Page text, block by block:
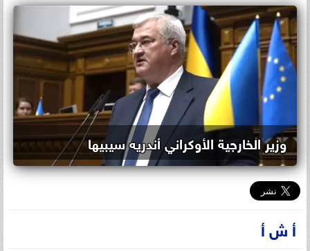
وزير الخارجية الأوكراني أندريه سيبيها
أ ش أ